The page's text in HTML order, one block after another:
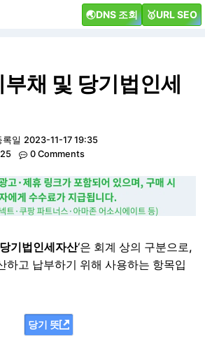
🌏DNS 조회 🥇URL SEO
채 및 당기법인세
록일 2023-11-17 19:35
0 Comments
당기법인세자산‘은 회계 상의 구분으로,
하고 납부하기 위해 사용하는 항목입
당기 뜻